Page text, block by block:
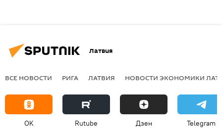
Латвия
ВСЕ НОВОСТИ РИГА ЛАТВИЯ НОВОСТИ ЭКОНОМИКИ
OK Rutube Дзен Telegram